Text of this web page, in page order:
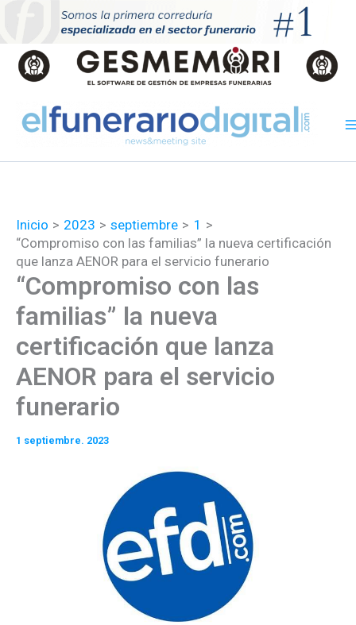
contenido
Inicio 2023 septiembre
1
“Compromiso con las familias” la nueva certificación
que lanza AENOR para el servicio funerario
“Compromiso con las
familias” la nueva
certificación que lanza
AENOR para el servicio
funerario
1 septiembre. 2023